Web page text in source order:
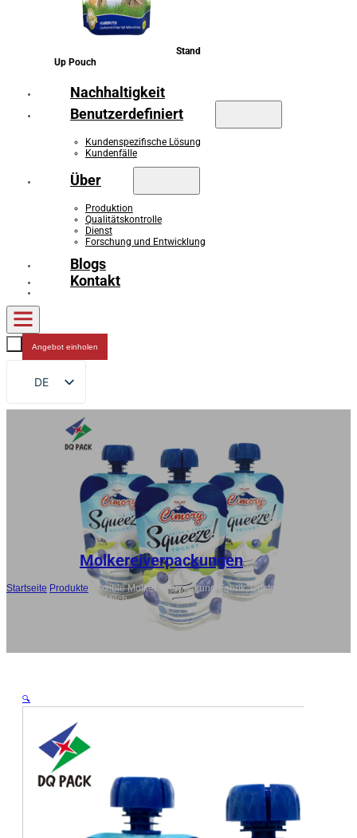
Stand
Up Pouch
Nachhaltigkeit
Benutzerdefiniert
Kundenspezifische Lösung
Kundenfälle
Über
Produktion
Qualitätskontrolle
Dienst
Forschung und Entwicklung
Blogs
Kontakt
Angebot einholen
DE
EN
Molkereiverpackungen
Startseite Produkte
Flexible Molkereiverpackung Fabrik, Custom Spout
Pouch für Joghurt und Milch
🔍